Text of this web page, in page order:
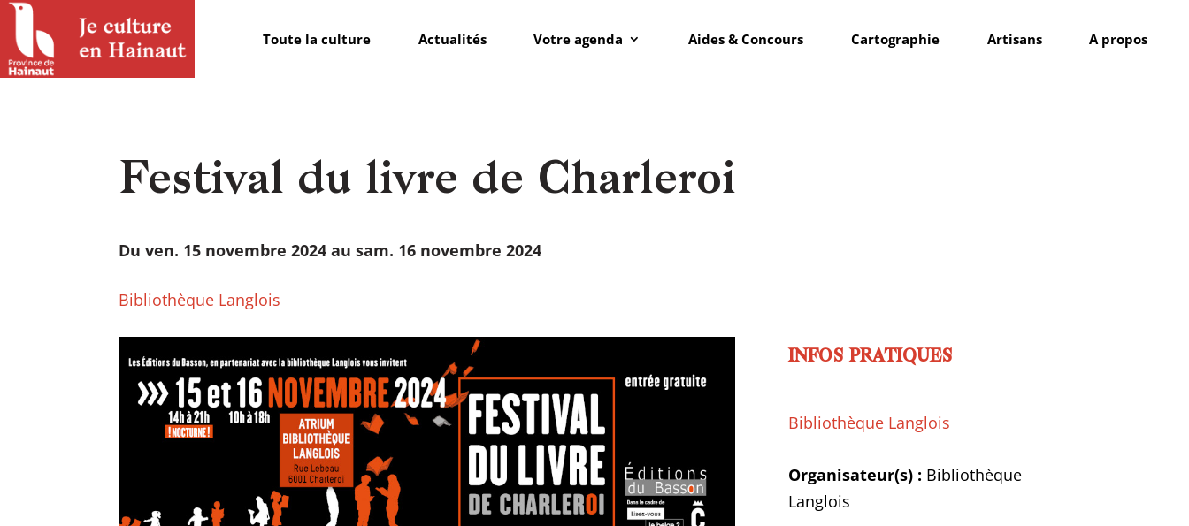
Panneau de gestion des cookies
Toute la culture Actualités Votre agenda Aides & Concours Cartographie Artisans A propos
Festival du livre de Charleroi
Du ven. 15 novembre 2024 au sam. 16 novembre 2024
Bibliothèque Langlois
INFOS PRATIQUES
Bibliothèque Langlois
Organisateur(s) : Bibliothèque
Langlois